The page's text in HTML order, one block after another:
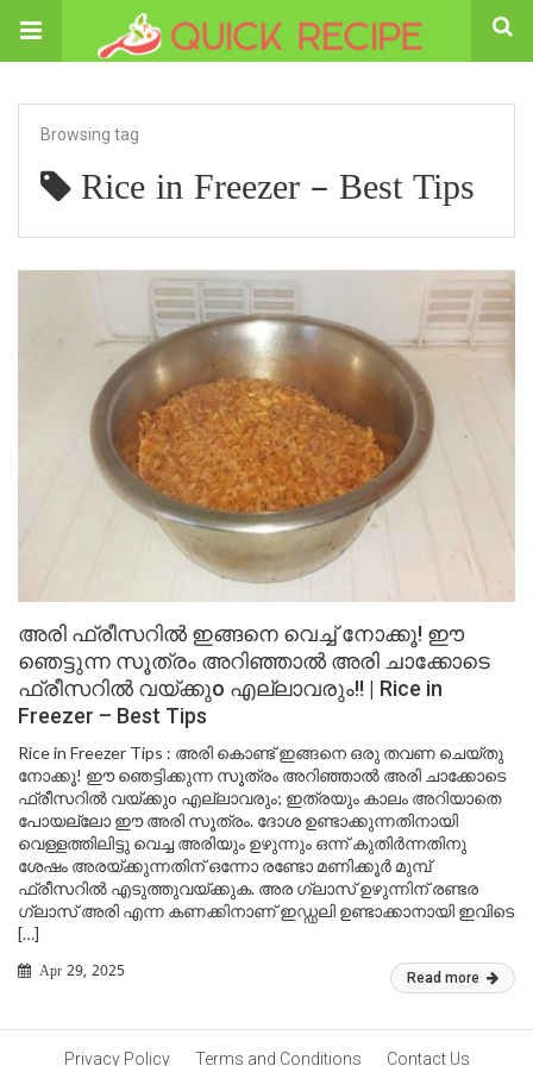
Browsing tag
Rice in Freezer – Best Tips
അരി ഫ്രീസറിൽ ഇങ്ങനെ വെച്ച് നോക്കൂ! ഈ
ഞെട്ടുന്ന സൂത്രം അറിഞ്ഞാൽ അരി ചാക്കോടെ
ഫ്രീസറിൽ വയ്ക്കുo എല്ലാവരും!! | Rice in
Freezer – Best Tips
Rice in Freezer Tips : അരി കൊണ്ട് ഇങ്ങനെ ഒരു തവണ ചെയ്തു
നോക്കൂ! ഈ ഞെട്ടിക്കുന്ന സൂത്രം അറിഞ്ഞാൽ അരി ചാക്കോടെ
ഫ്രീസറിൽ വയ്ക്കുo എല്ലാവരും; ഇത്രയും കാലം അറിയാതെ
പോയല്ലോ ഈ അരി സൂത്രം. ദോശ ഉണ്ടാക്കുന്നതിനായി
വെള്ളത്തിലിട്ടു വെച്ച അരിയും ഉഴുന്നും ഒന്ന് കുതിർന്നതിനു
ശേഷം അരയ്ക്കുന്നതിന് ഒന്നോ രണ്ടോ മണിക്കൂർ മുമ്പ്
ഫ്രീസറിൽ എടുത്തുവയ്ക്കുക. അര ഗ്ലാസ് ഉഴുന്നിന് രണ്ടര
ഗ്ലാസ് അരി എന്ന കണക്കിനാണ് ഇഡ്ഡലി ഉണ്ടാക്കാനായി ഇവിടെ
[…]
Apr 29, 2025 Read more
Privacy Policy Terms and Conditions Contact Us